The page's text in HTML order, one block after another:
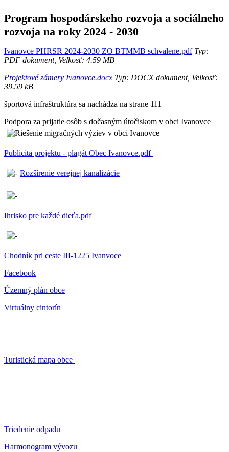
Program hospodárskeho rozvoja a sociálneho
rozvoja na roky 2024 - 2030
Ivanovce PHRSR 2024-2030 ZO BTMMB schvalene.pdfTyp:
PDF dokument, Velkosť: 4.59 MB
Projektové zámery Ivanovce.docx Typ: DOCX dokument, Velkosť:
39.59 kB
športová infraštruktúra sa nachádza na strane 111
Podpora za prijatie osôb s dočasným útočiskom v obci Ivanovce
Publicita projektu - plagát Obec Ivanovce.pdf
Rozšírenie verejnej kanalizácie
Ihrisko pre každé dieťa.pdf
Chodník pri ceste III-1225 Ivanvoce
Facebook
Územný plán obce
Virtuálny cintorín
Turistická mapa obce
Triedenie odpadu
Harmonogram vývozu